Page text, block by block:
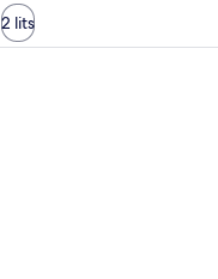
2 lits
Une chambre d’hôtel avec